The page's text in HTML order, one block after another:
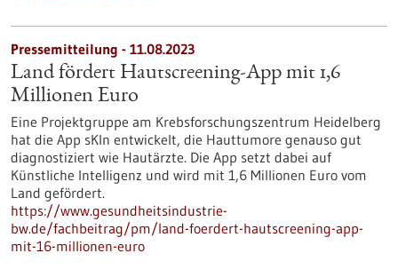
Pressemitteilung - 11.08.2023
Land fördert Hautscreening-App mit 1,6
Millionen Euro
Eine Projektgruppe am Krebsforschungszentrum Heidelberg
hat die App sKIn entwickelt, die Hauttumore genauso gut
diagnostiziert wie Hautärzte. Die App setzt dabei auf
Künstliche Intelligenz und wird mit 1,6 Millionen Euro vom
Land gefördert.
https://www.gesundheitsindustrie-
bw.de/fachbeitrag/pm/land-foerdert-hautscreening-app-
mit-16-millionen-euro